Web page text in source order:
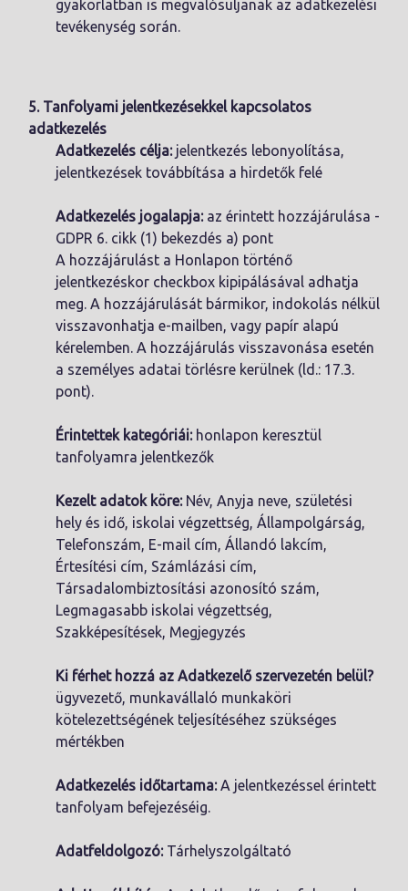
gyakorlatban is megvalósuljanak az adatkezelési
tevékenység során.
5. Tanfolyami jelentkezésekkel kapcsolatos
adatkezelés
Adatkezelés célja: jelentkezés lebonyolítása,
jelentkezések továbbítása a hirdetők felé
Adatkezelés jogalapja: az érintett hozzájárulása -
GDPR 6. cikk (1) bekezdés a) pont
A hozzájárulást a Honlapon történő
jelentkezéskor checkbox kipipálásával adhatja
meg. A hozzájárulását bármikor, indokolás nélkül
visszavonhatja e-mailben, vagy papír alapú
kérelemben. A hozzájárulás visszavonása esetén
a személyes adatai törlésre kerülnek (ld.: 17.3.
pont).
Érintettek kategóriái: honlapon keresztül
tanfolyamra jelentkezők
Kezelt adatok köre: Név, Anyja neve, születési
hely és idő, iskolai végzettség, Állampolgárság,
Telefonszám, E-mail cím, Állandó lakcím,
Értesítési cím, Számlázási cím,
Társadalombiztosítási azonosító szám,
Legmagasabb iskolai végzettség,
Szakképesítések, Megjegyzés
Ki férhet hozzá az Adatkezelő szervezetén belül?
ügyvezető, munkavállaló munkaköri
kötelezettségének teljesítéséhez szükséges
mértékben
Adatkezelés időtartama:A jelentkezéssel érintett
tanfolyam befejezéséig.
Adatfeldolgozó: Tárhelyszolgáltató